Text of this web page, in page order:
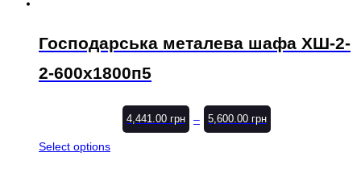
Господарська металева шафа ХШ-2-
2-600х1800п5
4,441.00 грн – 5,600.00 грн
Select options